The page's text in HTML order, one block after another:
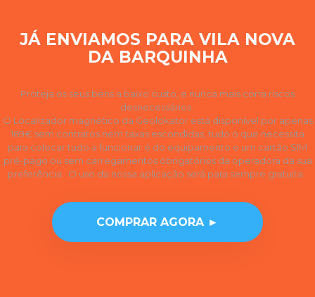
JÁ ENVIAMOS PARA VILA NOVA
DA BARQUINHA
Proteja os seus bens a baixo custo, e nunca mais corra riscos
desnecessários.
O Localizador magnético da Geolokator está disponível por apenas
169€ sem contratos nem taxas escondidas, tudo o que necessita
para colocar tudo a funcionar é do equipamento e um cartão SIM
pré-pago ou sem carregamentos obrigatórios da operadora da sua
preferência. O uso da nossa aplicação será para sempre gratuita.
COMPRAR AGORA ►